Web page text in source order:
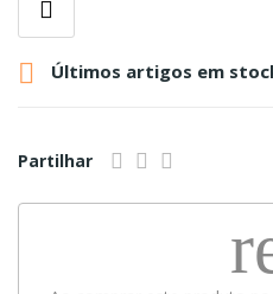
 Últimos artigos em
Partilhar